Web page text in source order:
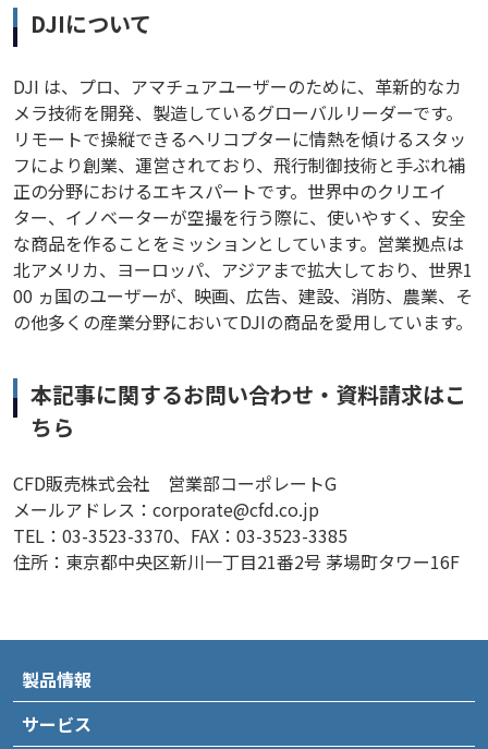
DJIについて
DJI は、プロ、アマチュアユーザーのために、革新的なカ
メラ技術を開発、製造しているグローバルリーダーです。
リモートで操縦できるヘリコプターに情熱を傾けるスタッ
フにより創業、運営されており、飛行制御技術と手ぶれ補
正の分野におけるエキスパートです。世界中のクリエイ
ター、イノベーターが空撮を行う際に、使いやすく、安全
な商品を作ることをミッションとしています。営業拠点は
北アメリカ、ヨーロッパ、アジアまで拡大しており、世界1
00 ヵ国のユーザーが、映画、広告、建設、消防、農業、そ
の他多くの産業分野においてDJIの商品を愛用しています。
本記事に関するお問い合わせ・資料請求はこ
ちら
CFD販売株式会社 営業部コーポレートG
メールアドレス：corporate@cfd.co.jp
TEL：03-3523-3370、FAX：03-3523-3385
住所：東京都中央区新川一丁目21番2号 茅場町タワー16F
製品情報
サービス